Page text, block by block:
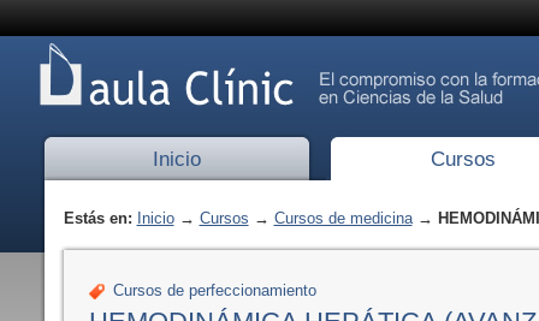
Inicio Cursos
Estás en: Inicio→ Cursos → Cursos de medicina→
Cursos de perfeccionamiento